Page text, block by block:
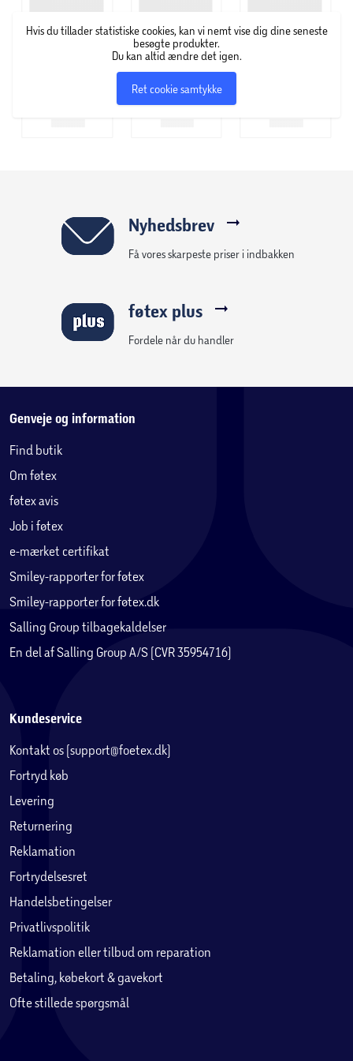
Hvis du tillader statistiske cookies, kan vi nemt vise dig dine seneste
besøgte produkter.
Du kan altid ændre det igen.
Ret cookie samtykke
Nyhedsbrev
Få vores skarpeste priser i indbakken
føtex plus
Fordele når du handler
Genveje og information
Find butik
Om føtex
føtex avis
Job i føtex
e-mærket certifikat
Smiley-rapporter for føtex
Smiley-rapporter for føtex.dk
Salling Group tilbagekaldelser
En del af Salling Group A/S (CVR 35954716)
Kundeservice
Kontakt os (support@foetex.dk)
Fortryd køb
Levering
Returnering
Reklamation
Fortrydelsesret
Handelsbetingelser
Privatlivspolitik
Reklamation eller tilbud om reparation
Betaling, købekort & gavekort
Ofte stillede spørgsmål